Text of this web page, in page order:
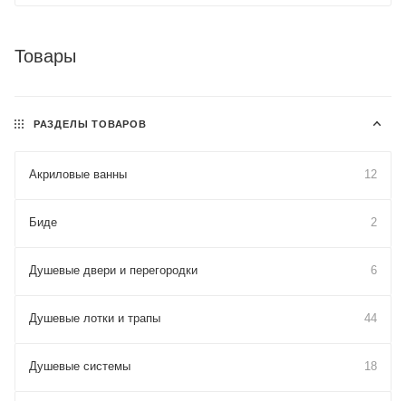
Товары
РАЗДЕЛЫ ТОВАРОВ
Акриловые ванны 12
Биде 2
Душевые двери и перегородки 6
Душевые лотки и трапы 44
Душевые системы 18